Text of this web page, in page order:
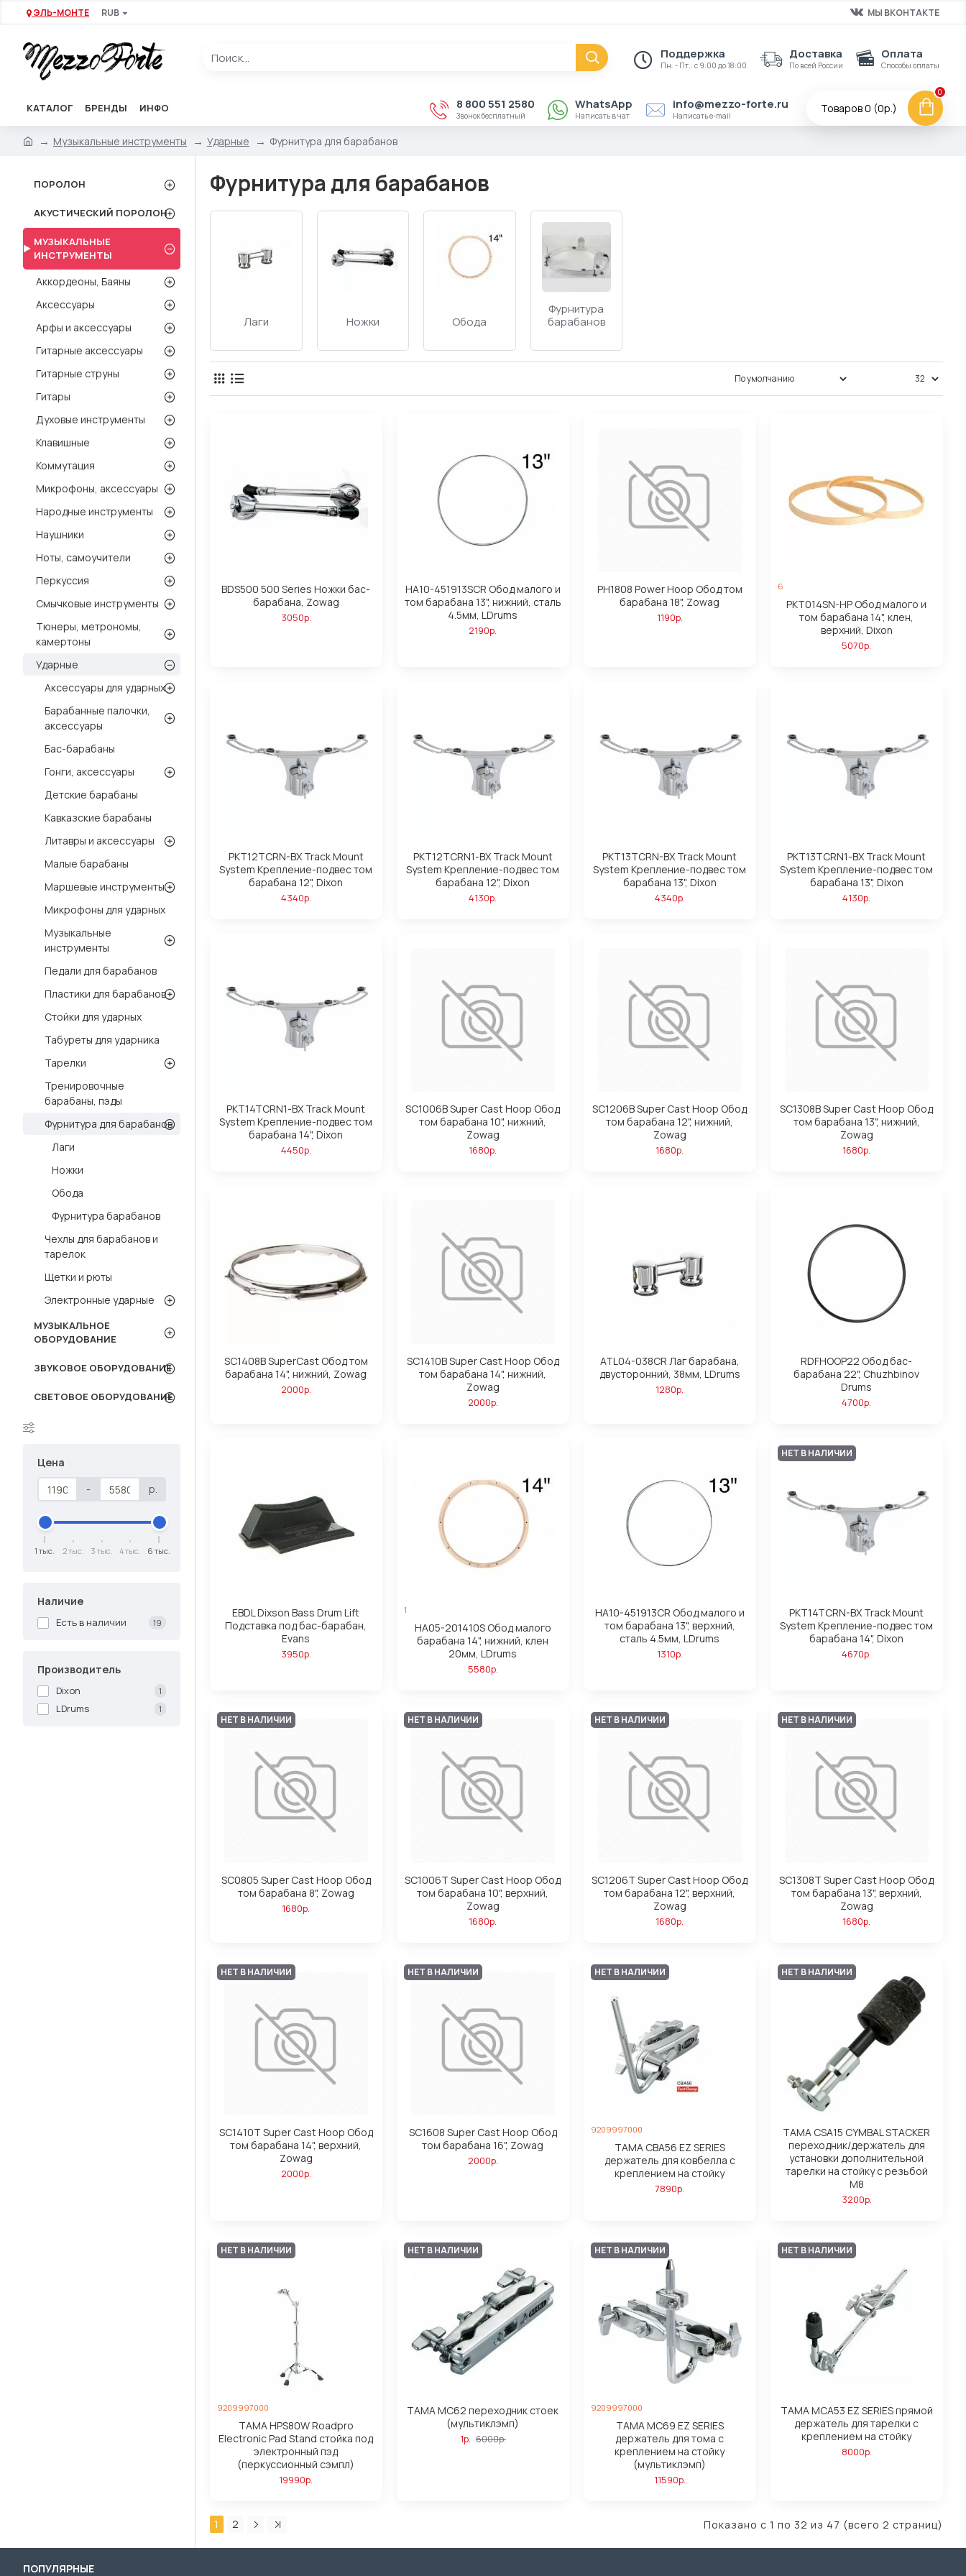
ЭЛЬ-МОНТЕ RUB МЫ ВКОНТАКТЕ
Поддержка
Пн. - Пт.: с 9:00 до 18:00
Доставка
По всей России
Оплата
Способы оплаты
КАТАЛОГ БРЕНДЫ ИНФО 8 800 551 2580
Звонок бесплатный
WhatsApp
Написать в чат
info@mezzo-forte.ru
Написать e-mail
Товаров 0 (0р.)
0
Музыкальные инструменты Ударные Фурнитура для барабанов
ПОРОЛОН
АКУСТИЧЕСКИЙ ПОРОЛОН
МУЗЫКАЛЬНЫЕ
ИНСТРУМЕНТЫ
Аккордеоны, Баяны
Аксессуары
Арфы и аксессуары
Гитарные аксессуары
Гитарные струны
Гитары
Духовые инструменты
Клавишные
Коммутация
Микрофоны, аксессуары
Народные инструменты
Наушники
Ноты, самоучители
Перкуссия
Смычковые инструменты
Тюнеры, метрономы,
камертоны
Ударные
Аксессуары для ударных
Барабанные палочки,
аксессуары
Бас-барабаны
Гонги, аксессуары
Детские барабаны
Кавказские барабаны
Литавры и аксессуары
Малые барабаны
Маршевые инструменты
Микрофоны для ударных
Музыкальные
инструменты
Педали для барабанов
Пластики для барабанов
Стойки для ударных
Табуреты для ударника
Тарелки
Тренировочные
барабаны, пэды
Фурнитура для барабанов
Лаги
Ножки
Обода
Фурнитура барабанов
Чехлы для барабанов и
тарелок
Щетки и рюты
Электронные ударные
МУЗЫКАЛЬНОЕ
ОБОРУДОВАНИЕ
ЗВУКОВОЕ ОБОРУДОВАНИЕ
СВЕТОВОЕ ОБОРУДОВАНИЕ
Цена
-
р.
1 тыс. 2 тыс. 3 тыс. 4 тыс. 6 тыс.
Наличие
Есть в наличии 19
Производитель
Dixon 1
LDrums 1
Фурнитура для барабанов
Лаги Ножки Обода
Фурнитура
барабанов
BDS500 500 Series Ножки бас-
барабана, Zowag
3050р.
HA10-451913SCR Обод малого и
том барабана 13", нижний, сталь
4.5мм, LDrums
2190р.
PH1808 Power Hoop Обод том
барабана 18", Zowag
1190р.
6
PKT014SN-HP Обод малого и
том барабана 14", клен,
верхний, Dixon
5070р.
PKT12TCRN-BX Track Mount
System Крепление-подвес том
барабана 12", Dixon
4340р.
PKT12TCRN1-BX Track Mount
System Крепление-подвес том
барабана 12", Dixon
4130р.
PKT13TCRN-BX Track Mount
System Крепление-подвес том
барабана 13", Dixon
4340р.
PKT13TCRN1-BX Track Mount
System Крепление-подвес том
барабана 13", Dixon
4130р.
PKT14TCRN1-BX Track Mount
System Крепление-подвес том
барабана 14", Dixon
4450р.
SC1006B Super Cast Hoop Обод
том барабана 10", нижний,
Zowag
1680р.
SC1206B Super Cast Hoop Обод
том барабана 12", нижний,
Zowag
1680р.
SC1308B Super Cast Hoop Обод
том барабана 13", нижний,
Zowag
1680р.
SC1408B SuperCast Обод том
барабана 14", нижний, Zowag
2000р.
SC1410B Super Cast Hoop Обод
том барабана 14", нижний,
Zowag
2000р.
ATL04-038CR Лаг барабана,
двусторонний, 38мм, LDrums
1280р.
RDFHOOP22 Обод бас-
барабана 22", Chuzhbinov
Drums
4700р.
EBDL Dixson Bass Drum Lift
Подставка под бас-барабан,
Evans
3950р.
1
HA05-201410S Обод малого
барабана 14", нижний, клен
20мм, LDrums
5580р.
HA10-451913CR Обод малого и
том барабана 13", верхний,
сталь 4.5мм, LDrums
1310р.
НЕТ В НАЛИЧИИ
PKT14TCRN-BX Track Mount
System Крепление-подвес том
барабана 14", Dixon
4670р.
НЕТ В НАЛИЧИИ
SC0805 Super Cast Hoop Обод
том барабана 8", Zowag
1680р.
НЕТ В НАЛИЧИИ
SC1006T Super Cast Hoop Обод
том барабана 10", верхний,
Zowag
1680р.
НЕТ В НАЛИЧИИ
SC1206T Super Cast Hoop Обод
том барабана 12", верхний,
Zowag
1680р.
НЕТ В НАЛИЧИИ
SC1308T Super Cast Hoop Обод
том барабана 13", верхний,
Zowag
1680р.
НЕТ В НАЛИЧИИ
SC1410T Super Cast Hoop Обод
том барабана 14", верхний,
Zowag
2000р.
НЕТ В НАЛИЧИИ
SC1608 Super Cast Hoop Обод
том барабана 16", Zowag
2000р.
НЕТ В НАЛИЧИИ
9209997000
TAMA CBA56 EZ SERIES
держатель для ковбелла с
креплением на стойку
7890р.
НЕТ В НАЛИЧИИ
TAMA CSA15 CYMBAL STACKER
переходник/держатель для
установки дополнительной
тарелки на стойку с резьбой
M8
3200р.
НЕТ В НАЛИЧИИ
9209997000
TAMA HPS80W Roadpro
Electronic Pad Stand стойка под
электронный пэд
(перкуссионный сэмпл)
19990р.
НЕТ В НАЛИЧИИ
TAMA MC62 переходник стоек
(мультиклэмп)
1р. 6000р.
НЕТ В НАЛИЧИИ
9209997000
TAMA MC69 EZ SERIES
держатель для тома с
креплением на стойку
(мультиклэмп)
11590р.
НЕТ В НАЛИЧИИ
TAMA MCA53 EZ SERIES прямой
держатель для тарелки с
креплением на стойку
8000р.
1 2 Показано с 1 по 32 из 47 (всего 2 страниц)
ПОПУЛЯРНЫЕ